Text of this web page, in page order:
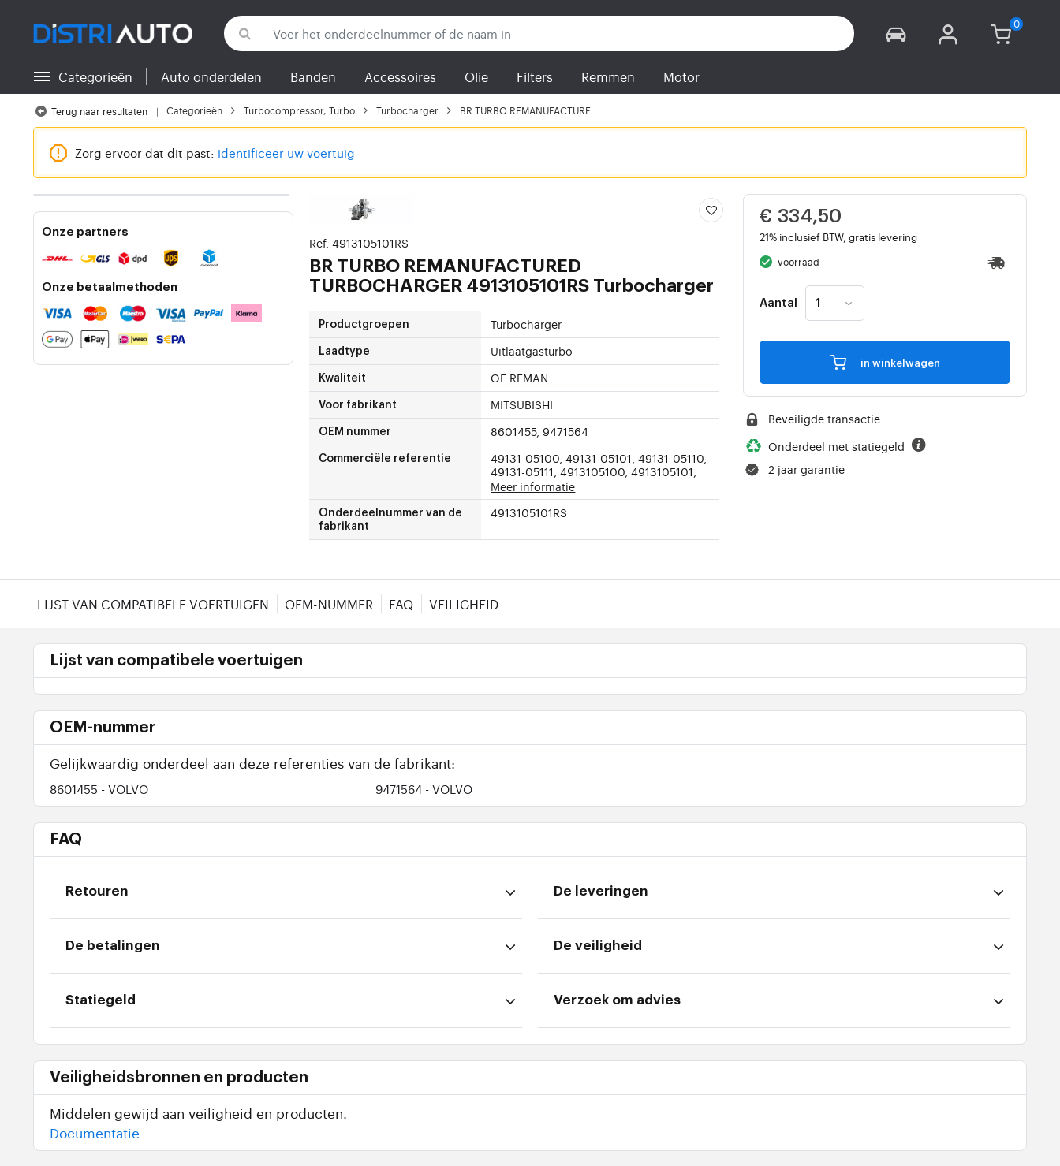
Terug naar categorieën
Categorieën Auto onderdelen Banden Accessoires Olie Filters Remmen Motor
Terug naar resultaten Categorieën Turbocompressor, Turbo Turbocharger BR TURBO REMANUFACTURE...
Zorg ervoor dat dit past: identificeer uw voertuig
Onze partners
Onze betaalmethoden
Ref. 4913105101RS
BR TURBO REMANUFACTURED
TURBOCHARGER 4913105101RS Turbocharger
Productgroepen Turbocharger
Laadtype Uitlaatgasturbo
Kwaliteit OE REMAN
Voor fabrikant MITSUBISHI
OEM nummer 8601455, 9471564
Commerciële referentie
49131-05100, 49131-05101, 49131-05110,
49131-05111, 4913105100, 4913105101,
Meer informatie
Onderdeelnummer van de
fabrikant
4913105101RS
€ 334,50
21% inclusief BTW, gratis levering
voorraad
Aantal
in winkelwagen
Beveiligde transactie
Onderdeel met statiegeld
2 jaar garantie
LIJST VAN COMPATIBELE VOERTUIGEN OEM-NUMMER FAQ VEILIGHEID
Lijst van compatibele voertuigen
OEM-nummer
Gelijkwaardig onderdeel aan deze referenties van de fabrikant:
8601455 - VOLVO 9471564 - VOLVO
FAQ
Retouren
De betalingen
Statiegeld
De leveringen
De veiligheid
Verzoek om advies
Veiligheidsbronnen en producten
Middelen gewijd aan veiligheid en producten.
Documentatie